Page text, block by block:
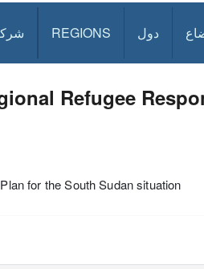
دول REGIONS
Refugee
for the South Sudan situation